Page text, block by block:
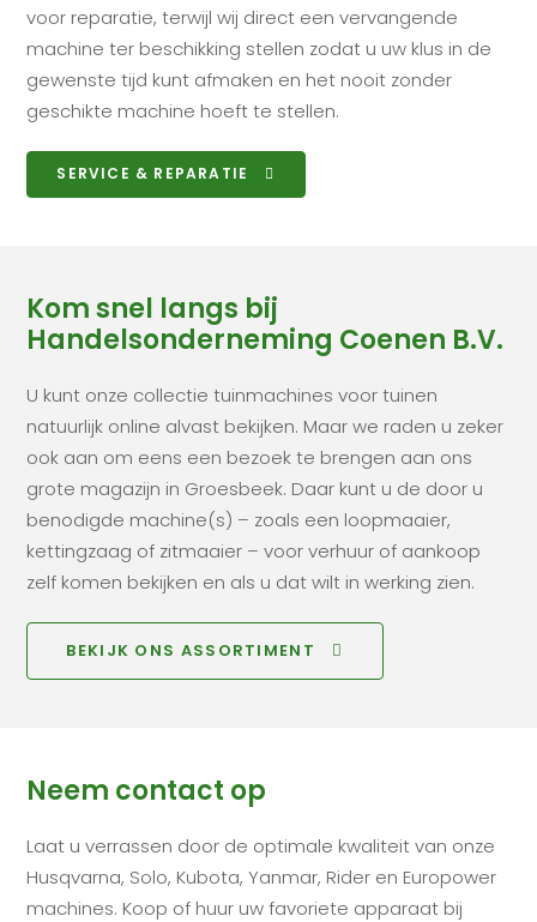
voor reparatie, terwijl wij direct een vervangende
machine ter beschikking stellen zodat u uw klus in de
gewenste tijd kunt afmaken en het nooit zonder
geschikte machine hoeft te stellen.
SERVICE & REPARATIE
Kom snel langs bij
Handelsonderneming Coenen B.V.
U kunt onze collectie tuinmachines voor tuinen
natuurlijk online alvast bekijken. Maar we raden u zeker
ook aan om eens een bezoek te brengen aan ons
grote magazijn in Groesbeek. Daar kunt u de door u
benodigde machine(s) – zoals een loopmaaier,
kettingzaag of zitmaaier – voor verhuur of aankoop
zelf komen bekijken en als u dat wilt in werking zien.
BEKIJK ONS ASSORTIMENT
Neem contact op
Laat u verrassen door de optimale kwaliteit van onze
Husqvarna, Solo, Kubota, Yanmar, Rider en Europower
machines. Koop of huur uw favoriete apparaat bij